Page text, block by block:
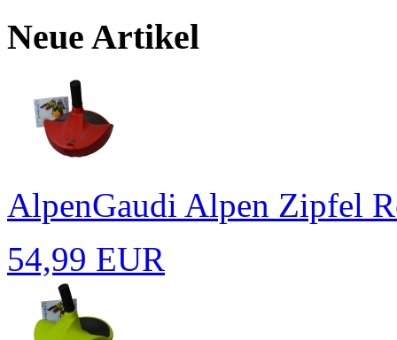
Neue Artikel
AlpenGaudi Alpen Zipfel
54,99 EUR